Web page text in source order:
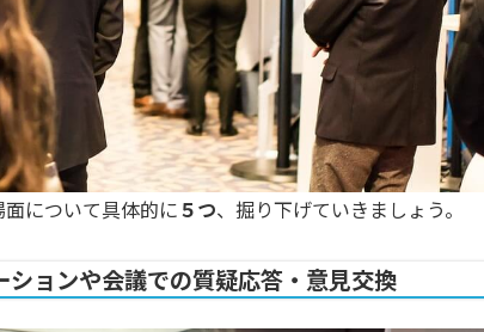
について具体的に５つ、掘り下げていきましょう。
ョンや会議での質疑応答・意見交換